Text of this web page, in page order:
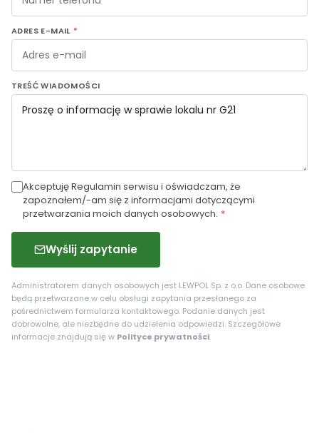
ADRES E-MAIL *
TREŚĆ WIADOMOŚCI
Akceptuję Regulamin serwisu i oświadczam, że
zapoznałem/-am się z informacjami dotyczącymi
przetwarzania moich danych osobowych. *
Wyślij zapytanie
Administratorem danych osobowych jest LEWPOL Sp. z o.o. Dane osobowe
będą przetwarzane w celu obsługi zapytania przesłanego za
pośrednictwem formularza kontaktowego. Podanie danych jest
dobrowolne, ale niezbędne do udzielenia odpowiedzi. Szczegółowe
informacje znajdują się w Polityce prywatności.